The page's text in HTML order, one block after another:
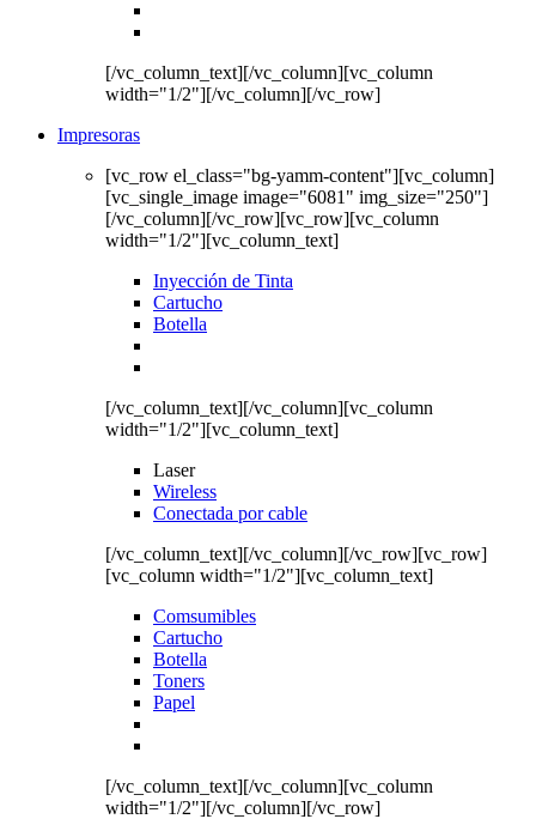
[/vc_column_text][/vc_column][vc_column
width="1/2"][/vc_column][/vc_row]
Impresoras
[vc_row el_class="bg-yamm-content"][vc_column]
[vc_single_image image="6081" img_size="250"]
[/vc_column][/vc_row][vc_row][vc_column
width="1/2"][vc_column_text]
Inyección de Tinta
Cartucho
Botella
[/vc_column_text][/vc_column][vc_column
width="1/2"][vc_column_text]
Laser
Wireless
Conectada por cable
[/vc_column_text][/vc_column][/vc_row][vc_row]
[vc_column width="1/2"][vc_column_text]
Comsumibles
Cartucho
Botella
Toners
Papel
[/vc_column_text][/vc_column][vc_column
width="1/2"][/vc_column][/vc_row]